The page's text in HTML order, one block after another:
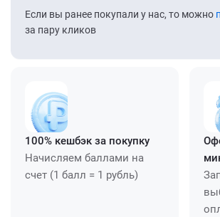
Если вы ранее покупали у нас, то можно
за пару кликов
100% кешбэк за покупку
Начисляем баллами на
счет (1 балл = 1 рубль)